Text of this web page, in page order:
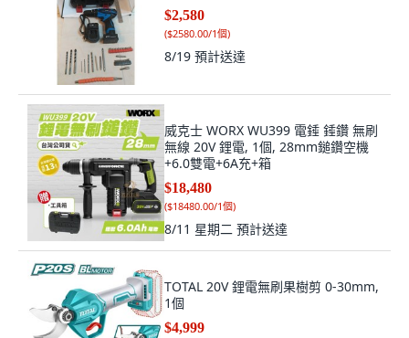
$2,580
($2580.00/1個)
8/19 預計送達
威克士 WORX WU399 電錘 錘鑽 無刷
無線 20V 鋰電, 1個, 28mm鎚鑽空機
+6.0雙電+6A充+箱
$18,480
($18480.00/1個)
8/11 星期二 預計送達
TOTAL 20V 鋰電無刷果樹剪 0-30mm,
1個
$4,999